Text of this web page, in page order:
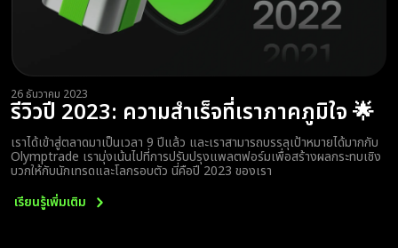
26 ธันวาคม 2023
รีวิวปี 2023: ความสำเร็จที่เราภาคภูมิใจ 🌟
เราได้เข้าสู่ตลาดมาเป็นเวลา 9 ปีแล้ว และเราสามารถบรรลุเป้าหมายได้มากกับ
Olymptrade เรามุ่งเน้นไปที่การปรับปรุงแพลตฟอร์มเพื่อสร้างผลกระทบเชิง
บวกให้กับนักเทรดและโลกรอบตัว นี่คือปี 2023 ของเรา
เรียนรู้เพิ่มเติม